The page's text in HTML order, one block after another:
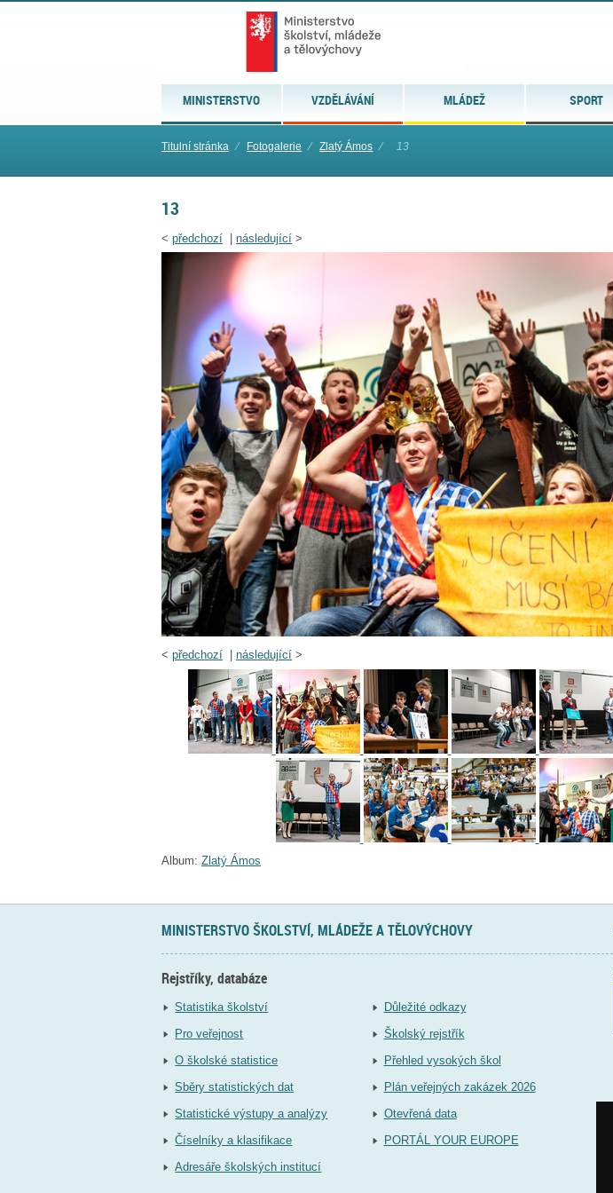
MINISTERSTVO VZDĚLÁVÁNÍ MLÁDEŽ SPORT
Titulní stránka ⁄ Fotogalerie ⁄ Zlatý Ámos ⁄ 13
13
< předchozí následující >
< předchozí následující >
Album: Zlatý Ámos
MINISTERSTVO ŠKOLSTVÍ, MLÁDEŽE A TĚLOVÝCHOVY
Rejstříky, databáze
Statistika školství
Pro veřejnost
O školské statistice
Sběry statistických dat
Statistické výstupy a analýzy
Číselníky a klasifikace
Adresáře školských institucí
Důležité odkazy
Školský rejstřík
Přehled vysokých škol
Plán veřejných zakázek 2026
Otevřená data
PORTÁL YOUR EUROPE